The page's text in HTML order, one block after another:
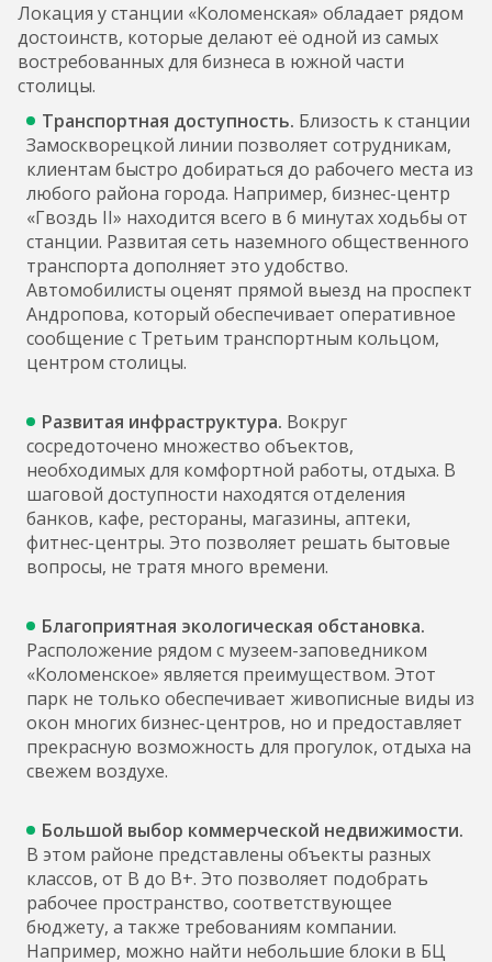
Локация у станции «Коломенская» обладает рядом
достоинств, которые делают её одной из самых
востребованных для бизнеса в южной части
столицы.
Транспортная доступность. Близость к станции
Замоскворецкой линии позволяет сотрудникам,
клиентам быстро добираться до рабочего места из
любого района города. Например, бизнес-центр
«Гвоздь II» находится всего в 6 минутах ходьбы от
станции. Развитая сеть наземного общественного
транспорта дополняет это удобство.
Автомобилисты оценят прямой выезд на проспект
Андропова, который обеспечивает оперативное
сообщение с Третьим транспортным кольцом,
центром столицы.
Развитая инфраструктура. Вокруг
сосредоточено множество объектов,
необходимых для комфортной работы, отдыха. В
шаговой доступности находятся отделения
банков, кафе, рестораны, магазины, аптеки,
фитнес-центры. Это позволяет решать бытовые
вопросы, не тратя много времени.
Благоприятная экологическая обстановка.
Расположение рядом с музеем-заповедником
«Коломенское» является преимуществом. Этот
парк не только обеспечивает живописные виды из
окон многих бизнес-центров, но и предоставляет
прекрасную возможность для прогулок, отдыха на
свежем воздухе.
Большой выбор коммерческой недвижимости.
В этом районе представлены объекты разных
классов, от B до B+. Это позволяет подобрать
рабочее пространство, соответствующее
бюджету, а также требованиям компании.
Например, можно найти небольшие блоки в БЦ